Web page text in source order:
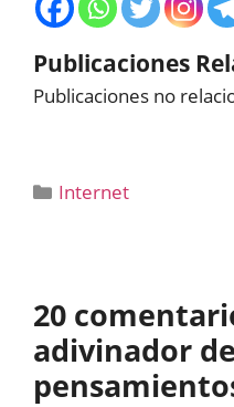
Publicaciones
Publicaciones no
Categorías
Internet
20
adivinador de